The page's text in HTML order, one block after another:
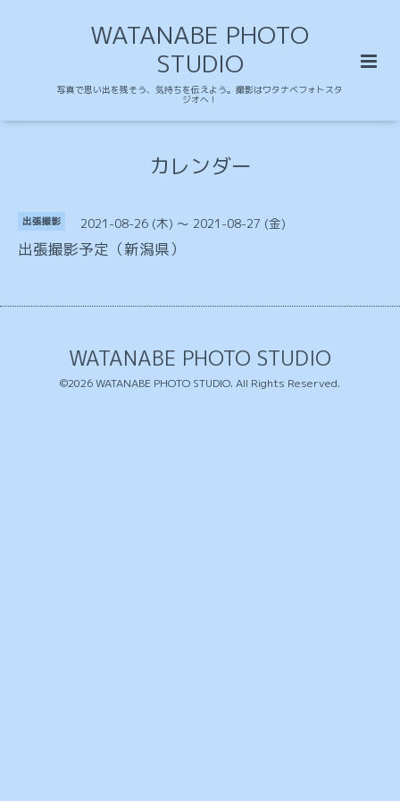
WATANABE PHOTO
STUDIO
写真で思い出を残そう、気持ちを伝えよう。撮影はワタナベフォトスタ
ジオへ！
カレンダー
出張撮影 2021-08-26 (木) ～ 2021-08-27 (金)
出張撮影予定（新潟県）
WATANABE PHOTO STUDIO
©2026WATANABE PHOTO STUDIO. All Rights Reserved.